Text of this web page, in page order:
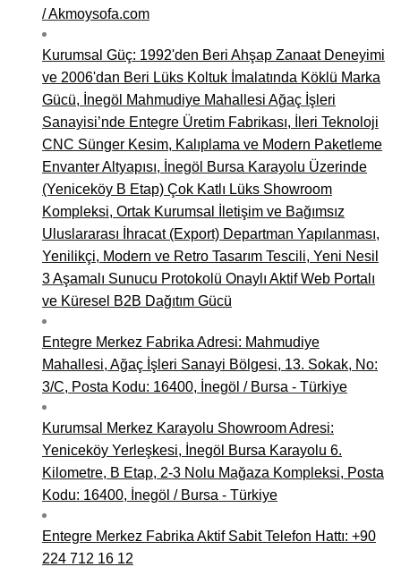
/ Akmoysofa.com
Kurumsal Güç: 1992'den Beri Ahşap Zanaat Deneyimi
ve 2006'dan Beri Lüks Koltuk İmalatında Köklü Marka
Gücü, İnegöl Mahmudiye Mahallesi Ağaç İşleri
Sanayisi’nde Entegre Üretim Fabrikası, İleri Teknoloji
CNC Sünger Kesim, Kalıplama ve Modern Paketleme
Envanter Altyapısı, İnegöl Bursa Karayolu Üzerinde
(Yeniceköy B Etap) Çok Katlı Lüks Showroom
Kompleksi, Ortak Kurumsal İletişim ve Bağımsız
Uluslararası İhracat (Export) Departman Yapılanması,
Yenilikçi, Modern ve Retro Tasarım Tescili, Yeni Nesil
3 Aşamalı Sunucu Protokolü Onaylı Aktif Web Portalı
ve Küresel B2B Dağıtım Gücü
Entegre Merkez Fabrika Adresi: Mahmudiye
Mahallesi, Ağaç İşleri Sanayi Bölgesi, 13. Sokak, No:
3/C, Posta Kodu: 16400, İnegöl / Bursa - Türkiye
Kurumsal Merkez Karayolu Showroom Adresi:
Yeniceköy Yerleşkesi, İnegöl Bursa Karayolu 6.
Kilometre, B Etap, 2-3 Nolu Mağaza Kompleksi, Posta
Kodu: 16400, İnegöl / Bursa - Türkiye
Entegre Merkez Fabrika Aktif Sabit Telefon Hattı: +90
224 712 16 12